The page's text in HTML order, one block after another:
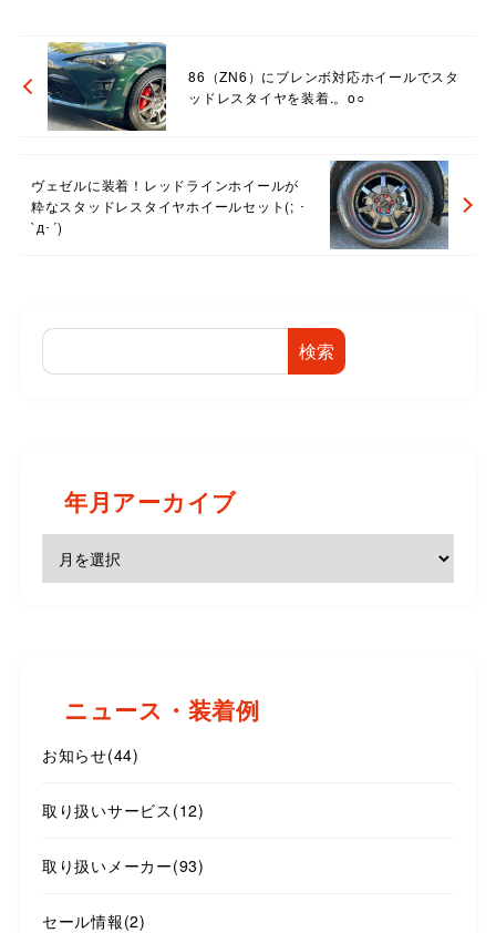
86（ZN6）にブレンボ対応ホイールでスタ
ッドレスタイヤを装着.。o○
ヴェゼルに装着！レッドラインホイールが
粋なスタッドレスタイヤホイールセット(; ･
`д･´)
検索
年月アーカイブ
ニュース・装着例
お知らせ(44)
取り扱いサービス (12)
取り扱いメーカー(93)
セール情報(2)